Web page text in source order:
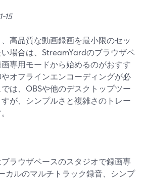
15
高品質な動画録画を最小限のセッ
い場合は、StreamYardのブラウザベ
専用モードから始めるのがおすす
オフラインエンコーディングが必
は、OBSや他のデスクトップツー
が、シンプルさと複雑さのトレー
ラウザベースのスタジオで録画専
カルのマルチトラック録音、シンプ